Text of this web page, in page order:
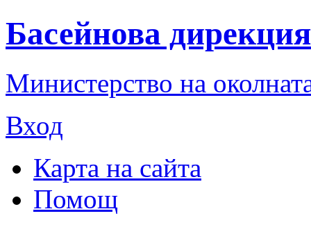
Басейнова
Министерство на
Вход
Карта на сайта
Помощ